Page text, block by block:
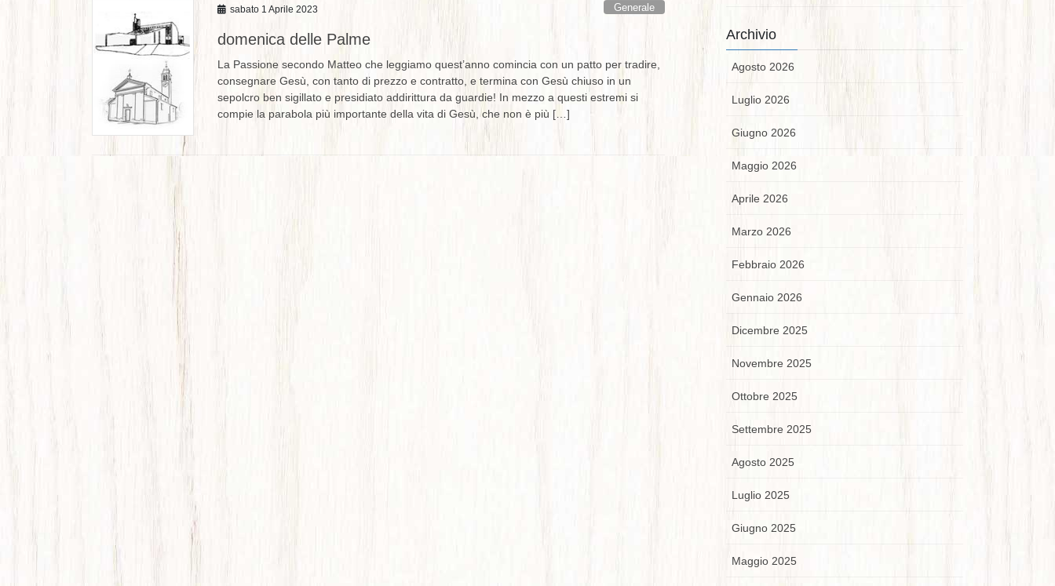
sabato 1 Aprile 2023 Generale
domenica delle Palme
La Passione secondo Matteo che leggiamo quest’anno comincia con un patto per tradire,
consegnare Gesù, con tanto di prezzo e contratto, e termina con Gesù chiuso in un
sepolcro ben sigillato e presidiato addirittura da guardie! In mezzo a questi estremi si
compie la parabola più importante della vita di Gesù, che non è più […]
Archivio
Agosto 2026
Luglio 2026
Giugno 2026
Maggio 2026
Aprile 2026
Marzo 2026
Febbraio 2026
Gennaio 2026
Dicembre 2025
Novembre 2025
Ottobre 2025
Settembre 2025
Agosto 2025
Luglio 2025
Giugno 2025
Maggio 2025